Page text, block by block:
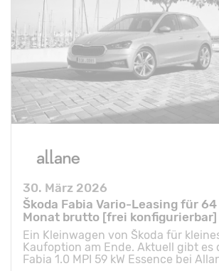
30. März 2026
Škoda Fabia Vario-Leasing für
Monat brutto [frei konfigurierbar]
Ein Kleinwagen von Škoda für
Kaufoption am Ende. Aktuell gibt es
Fabia 1.0 MPI 59 kW Essence bei